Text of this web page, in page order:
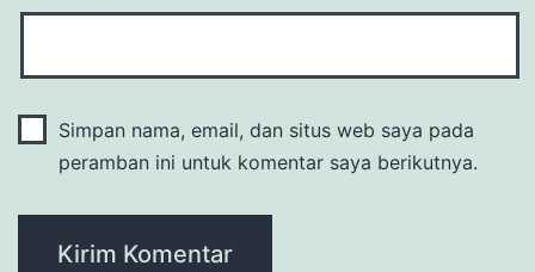
Simpan nama, email, dan situs web saya pada
peramban ini untuk komentar saya berikutnya.